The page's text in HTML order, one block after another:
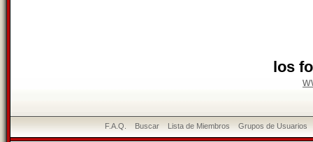
los
F.A.Q. Buscar Lista de Miembros Grupos de Usuarios